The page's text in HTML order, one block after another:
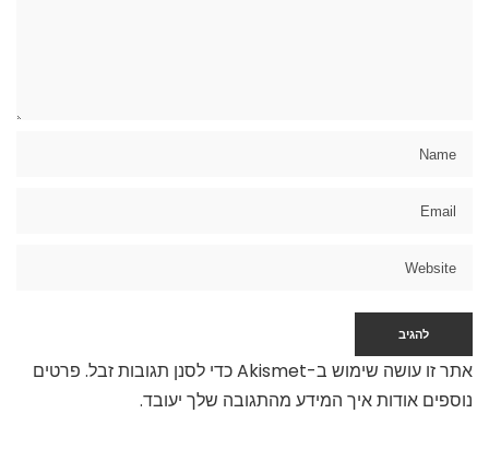
אתר זו עושה שימוש ב-Akismet כדי לסנן תגובות זבל.
פרטים
נוספים אודות איך המידע מהתגובה שלך יעובד.